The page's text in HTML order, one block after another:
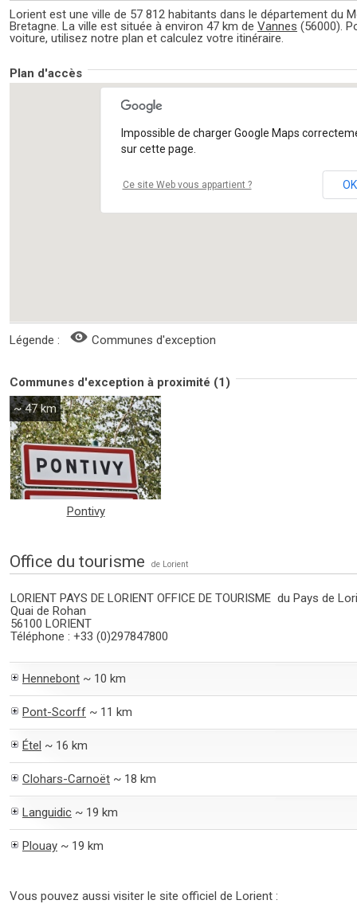
Lorient est une ville de 57 812 habitants dans le département du
Bretagne. La ville est située à environ 47 km de Vannes (56000).
voiture, utilisez notre plan et calculez votre itinéraire.
Plan d'accès
Impossible de charger Google Maps
sur cette page.
Ce site Web vous appartient ? OK
Légende : Communes d'exception
Communes d'exception à proximité (1)
Pontivy
~ 47 km
Office du tourisme de Lorient
LORIENT PAYS DE LORIENT OFFICE DE TOURISME du Pays de
Quai de Rohan
56100 LORIENT
Téléphone : +33 (0)297847800
Hennebont ~ 10 km
Pont-Scorff ~ 11 km
Étel ~ 16 km
Clohars-Carnoët ~ 18 km
Languidic ~ 19 km
Plouay ~ 19 km
Vous pouvez aussi visiter le site officiel de Lorient :